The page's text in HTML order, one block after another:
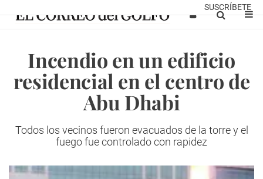
SUSCRÍBETE
Incendio en un edificio
residencial en el centro de
Abu Dhabi
Todos los vecinos fueron evacuados de la torre y el
fuego fue controlado con rapidez